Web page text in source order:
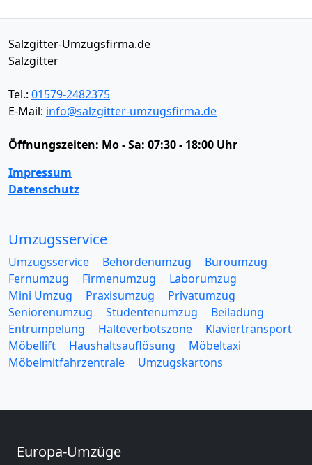
Salzgitter-Umzugsfirma.de
Salzgitter
Tel.: 01579-2482375
E-Mail: info@salzgitter-umzugsfirma.de
Öffnungszeiten: Mo - Sa: 07:30 - 18:00 Uhr
Impressum
Datenschutz
Umzugsservice
Umzugsservice Behördenumzug
Büroumzug
Fernumzug
Firmenumzug
Laborumzug
Mini Umzug
Praxisumzug
Privatumzug
Seniorenumzug
Studentenumzug
Beiladung
Entrümpelung
Halteverbotszone
Klaviertransport
Möbellift
Haushaltsauflösung
Möbeltaxi
Möbelmitfahrzentrale
Umzugskartons
Europa-Umzüge